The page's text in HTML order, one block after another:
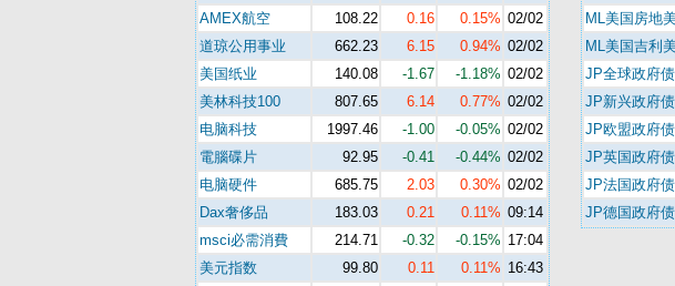
AMEX航空
108.22 0.16 0.15% 02/02
道琼公用事业
662.23 6.15 0.94% 02/02
美国纸业
140.08 -1.67 -1.18% 02/02
美林科技100
807.65 6.14 0.77% 02/02
电脑科技
1997.46 -1.00 -0.05% 02/02
電腦碟片
92.95 -0.41 -0.44% 02/02
电脑硬件
685.75 2.03 0.30% 02/02
Dax奢侈品
183.03 0.21 0.11% 09:14
msci必需消費
214.71 -0.32 -0.15% 17:04
美元指数
99.80 0.11 0.11% 16:43
ML美国房地
ML美国吉利
JP全球政府债
JP新兴政府债
JP欧盟政府债
JP英国政府债
JP法国政府债
JP德国政府债